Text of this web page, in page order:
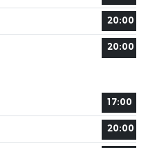
20:00
20:00
17:00
20:00